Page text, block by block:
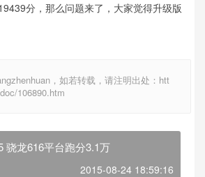
分，那么问题来了，大家觉得升级版
，如若转载，请注明出处：htt
106890.htm
骁龙616平台跑分3.1万
2015-08-24 18:59:16